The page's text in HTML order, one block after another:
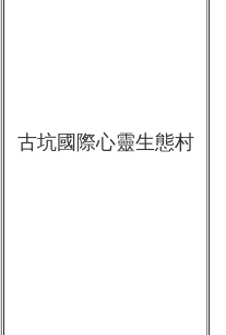
古坑國際心靈生態村